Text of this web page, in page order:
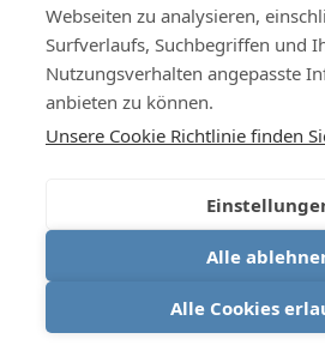
Webseiten zu analysieren,
Surfverlaufs, Suchbegriffen und
Nutzungsverhalten angepasste
anbieten zu können.
Unsere Cookie Richtlinie finden
Alle
Alle Cookies